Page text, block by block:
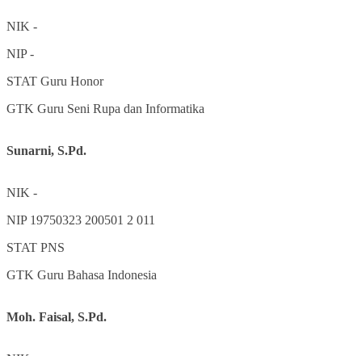
NIK -
NIP-
STAT Guru Honor
GTK Guru Seni Rupa dan Informatika
Sunarni, S.Pd.
NIK -
NIP 19750323 200501 2 011
STAT PNS
GTK Guru Bahasa Indonesia
Moh. Faisal, S.Pd.